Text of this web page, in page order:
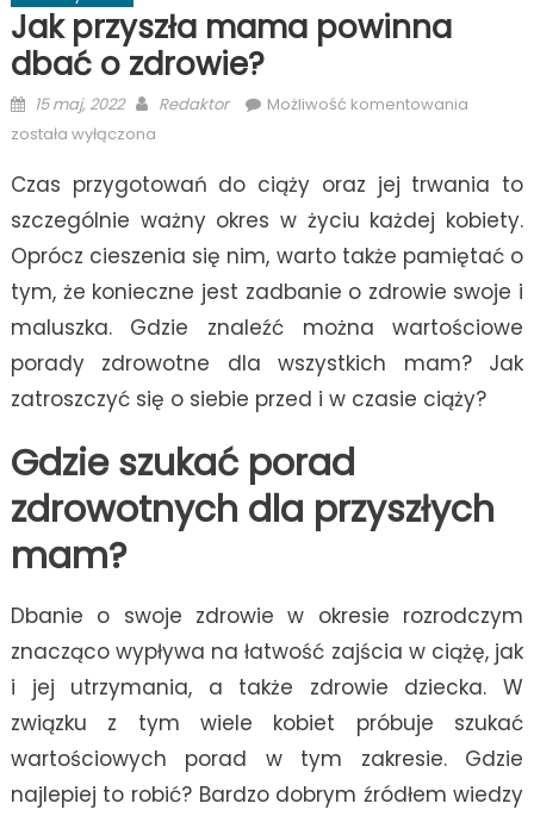
Jak przyszła mama powinna
dbać o zdrowie?
Posted
on
15 maj, 2022 Author
Redaktor Możliwość komentowaniaJak
powinna
dbać
została wyłączona
Czas przygotowań do ciąży oraz jej trwania to
szczególnie ważny okres w życiu każdej kobiety.
Oprócz cieszenia się nim, warto także pamiętać o
tym, że konieczne jest zadbanie o zdrowie swoje i
maluszka. Gdzie znaleźć można wartościowe
porady zdrowotne dla wszystkich mam? Jak
zatroszczyć się o siebie przed i w czasie ciąży?
Gdzie szukać porad
zdrowotnych dla przyszłych
mam?
Dbanie o swoje zdrowie w okresie rozrodczym
znacząco wypływa na łatwość zajścia w ciążę, jak
i jej utrzymania, a także zdrowie dziecka. W
związku z tym wiele kobiet próbuje szukać
wartościowych porad w tym zakresie. Gdzie
najlepiej to robić? Bardzo dobrym źródłem wiedzy